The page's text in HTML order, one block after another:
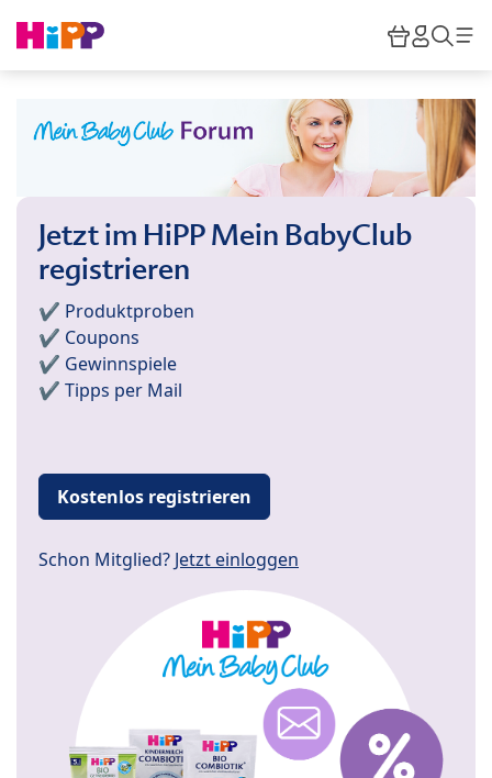
HiPP
Jetzt im HiPP Mein BabyClub
registrieren
✔️ Produktproben
✔️ Coupons
✔️ Gewinnspiele
✔️ Tipps per Mail
Kostenlos registrieren
Schon Mitglied? Jetzt einloggen